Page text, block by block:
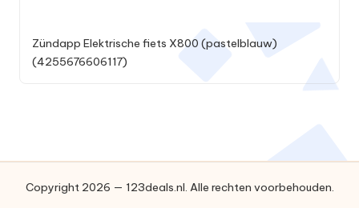
Zündapp Elektrische fiets X800 (pastelblauw)
(4255676606117)
Copyright 2026 — 123deals.nl. Alle rechten voorbehouden.